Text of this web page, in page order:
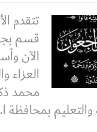
تتقدم
قسم
الآن
العزاء
محمد
والتعليم بمحافظة